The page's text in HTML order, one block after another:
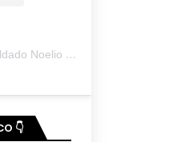
Um post compartilhado por Soldado Noelio (@soldadonoelio)
👇